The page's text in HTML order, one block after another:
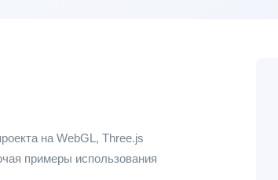
на WebGL, Three.js
примеры использования